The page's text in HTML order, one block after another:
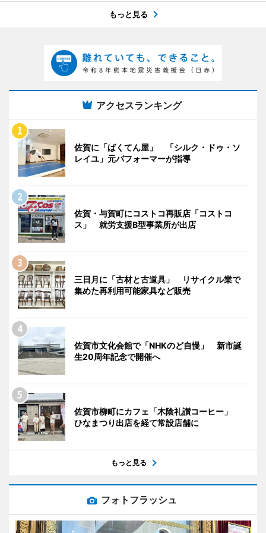
もっと見る
アクセスランキング
佐賀に「ばくてん屋」 「シルク・ドゥ・ソ
レイユ」元パフォーマーが指導
佐賀・与賀町にコストコ再販店「コストコ
ス」 就労支援B型事業所が出店
三日月に「古材と古道具」 リサイクル業で
集めた再利用可能家具など販売
佐賀市文化会館で「NHKのど自慢」 新市誕
生20周年記念で開催へ
佐賀市柳町にカフェ「木陰礼讃コーヒー」
ひなまつり出店を経て常設店舗に
もっと見る
フォトフラッシュ